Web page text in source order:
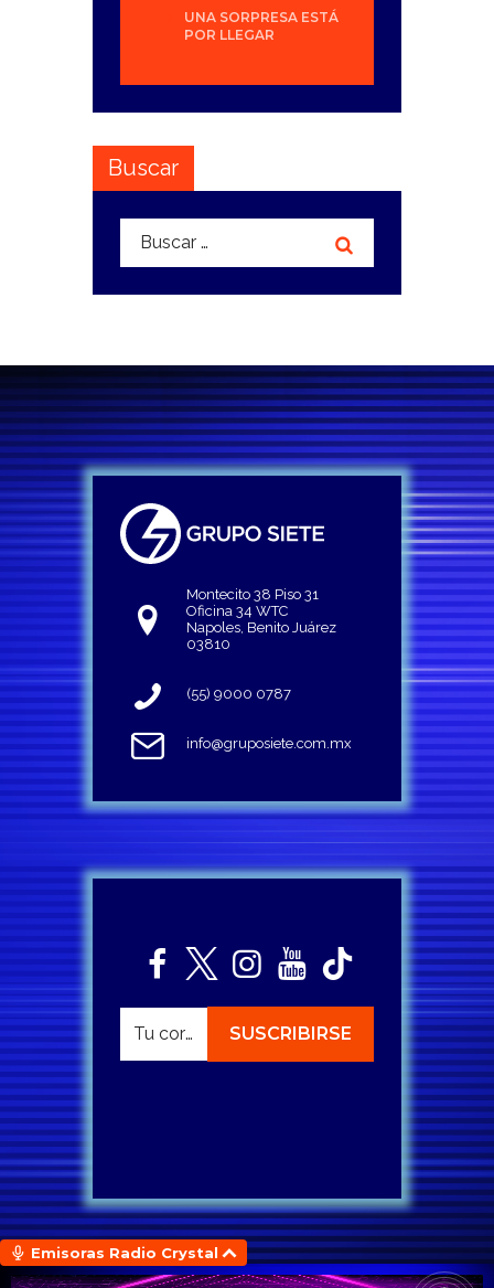
UNA SORPRESA ESTÁ
POR LLEGAR
Buscar
Buscar:
Montecito 38 Piso 31
Oficina 34 WTC
Napoles, Benito Juárez
03810
(55) 9000 0787
info@gruposiete.com.mx
Emisoras Radio Crystal